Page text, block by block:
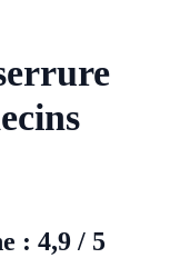
: 4,9 / 5